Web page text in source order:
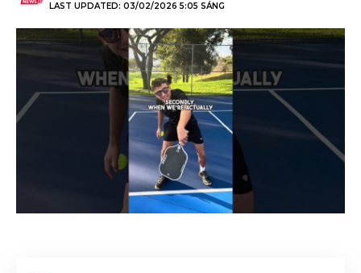
LAST UPDATED: 03/02/2026 5:05 SÁNG